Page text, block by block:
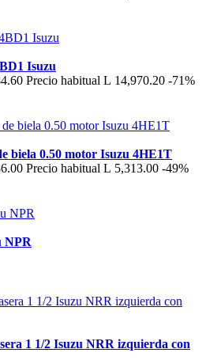
Isuzu
Precio habitual L 14,970.20 -71%
biela 0.50 motor Isuzu 4HE1T
Precio habitual L 5,313.00 -49%
NPR
1 1/2 Isuzu NRR izquierda con